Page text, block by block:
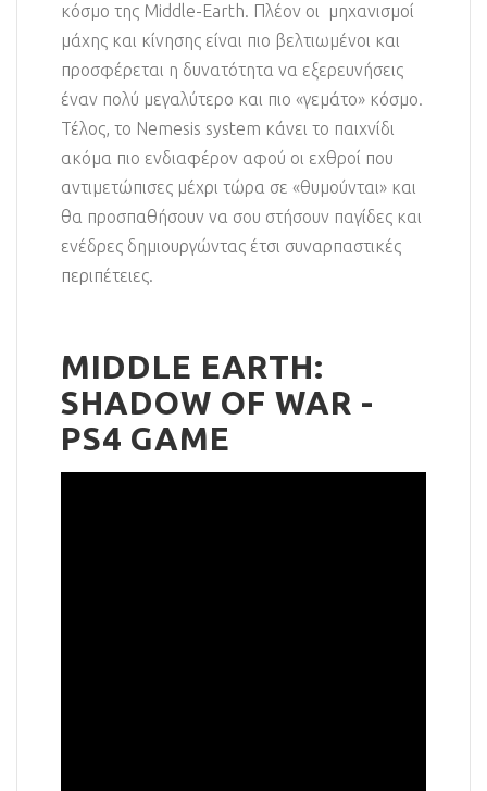
κόσμο της Middle-Earth. Πλέον οι μηχανισμοί
μάχης και κίνησης είναι πιο βελτιωμένοι και
προσφέρεται η δυνατότητα να εξερευνήσεις
έναν πολύ μεγαλύτερο και πιο «γεμάτο» κόσμο.
Τέλος, το Nemesis system κάνει το παιχνίδι
ακόμα πιο ενδιαφέρον αφού οι εχθροί που
αντιμετώπισες μέχρι τώρα σε «θυμούνται» και
θα προσπαθήσουν να σου στήσουν παγίδες και
ενέδρες δημιουργώντας έτσι συναρπαστικές
περιπέτειες.
MIDDLE EARTH:
SHADOW OF WAR -
PS4 GAME